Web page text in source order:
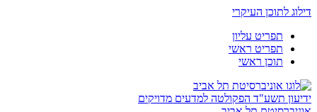
דילוג לתוכן העיקרי
תפריט עליון
תפריט ראשי
תוכן ראשי
ידיעון תשע"ד הפקולטה למדעים מדויקים